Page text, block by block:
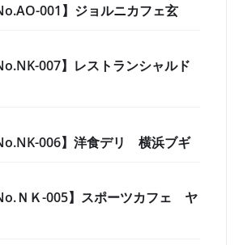
001】ジョルニカフェ玄
007】レストランシャルド
006】洋食デリ 横浜ブギ
ＮＫ-005】スポーツカフェ ヤ